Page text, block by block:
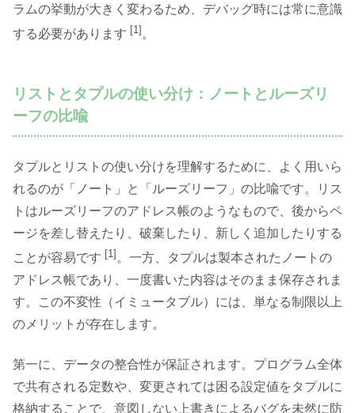
ラムの挙動が大きく変わるため、デバッグ時には常に意識
する必要があります [1] 。
リストとタプルの使い分け：ノートとルーズリ
ーフの比喩
タプルとリストの使い分けを理解するために、よく用いら
れるのが「ノート」と「ルーズリーフ」の比喩です。リス
トはルーズリーフのアドレス帳のようなもので、後からペ
ージを差し替えたり、破棄したり、新しく追加したりする
ことが容易です [1] 。一方、タプルは製本されたノートの
アドレス帳であり、一度書いた内容はそのまま保存されま
す。この不変性（イミュータブル）には、単なる制限以上
のメリットが存在します。
第一に、データの整合性が保証されます。プログラム全体
で共有される定数や、変更されては困る設定値をタプルに
格納することで、意図しない上書きによるバグを未然に防